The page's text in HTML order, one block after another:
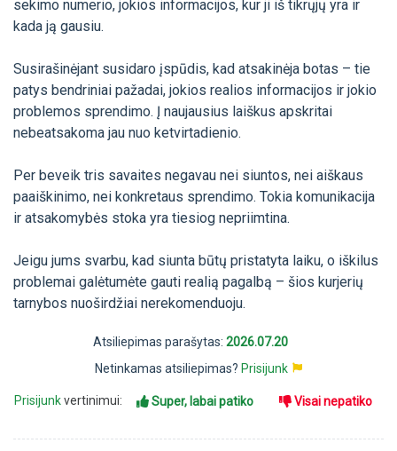
sekimo numerio, jokios informacijos, kur ji iš tikrųjų yra ir
kada ją gausiu.
Susirašinėjant susidaro įspūdis, kad atsakinėja botas – tie
patys bendriniai pažadai, jokios realios informacijos ir jokio
problemos sprendimo. Į naujausius laiškus apskritai
nebeatsakoma jau nuo ketvirtadienio.
Per beveik tris savaites negavau nei siuntos, nei aiškaus
paaiškinimo, nei konkretaus sprendimo. Tokia komunikacija
ir atsakomybės stoka yra tiesiog nepriimtina.
Jeigu jums svarbu, kad siunta būtų pristatyta laiku, o iškilus
problemai galėtumėte gauti realią pagalbą – šios kurjerių
tarnybos nuoširdžiai nerekomenduoju.
Atsiliepimas parašytas: 2026.07.20
Netinkamas atsiliepimas? Prisijunk
Prisijunkvertinimui: Super, labai patiko Visai nepatiko